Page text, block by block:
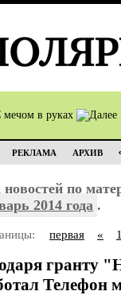
мечом в руках
РЕКЛАМА АРХИВ
новостей по
2014 года .
первая «
гранту
Телефон